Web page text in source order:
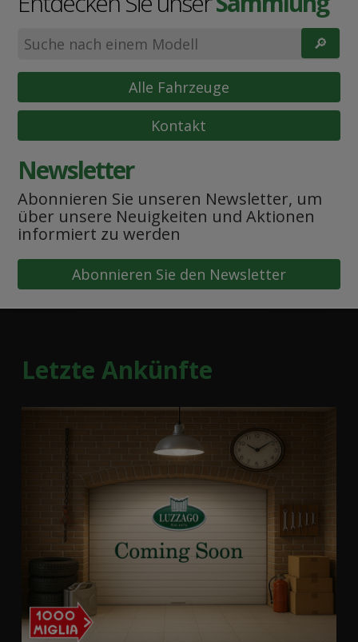
🔎︎
Alle Fahrzeuge
Kontakt
Newsletter
Abonnieren Sie unseren Newsletter, um
über unsere Neuigkeiten und Aktionen
informiert zu werden
Abonnieren Sie den Newsletter
Letzte Ankünfte